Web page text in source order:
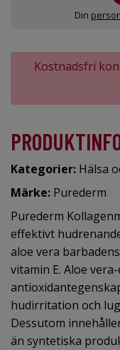
Din
Kostnadsfri
Kategorier: Hälsa
Märke: Purederm
Purederm
effektivt
aloe vera
vitamin E. Aloe
hudirritation och
Dessutom
än syntetiska